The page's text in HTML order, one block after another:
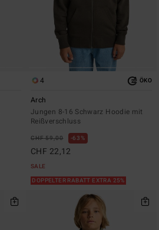
4 ÖKO
Arch
Jungen 8-16 Schwarz Hoodie mit
Reißverschluss
CHF 59,00 63%
CHF 22,12
SALE
DOPPELTER RABATT EXTRA 25%